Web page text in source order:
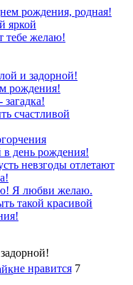
не нравится 7